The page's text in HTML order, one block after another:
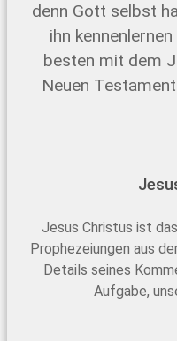
denn Gott selbst
ihn
besten mit dem
Neuen
Jesus Christus ist
Prophezeiungen aus
Details seines
Aufgabe,